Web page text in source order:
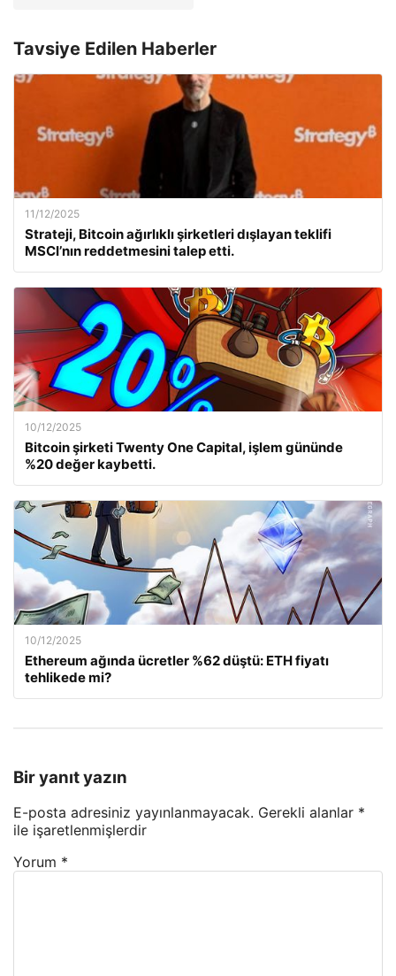
Tavsiye Edilen Haberler
11/12/2025
Strateji, Bitcoin ağırlıklı şirketleri dışlayan teklifi
MSCI’nın reddetmesini talep etti.
10/12/2025
Bitcoin şirketi Twenty One Capital, işlem gününde
%20 değer kaybetti.
10/12/2025
Ethereum ağında ücretler %62 düştü: ETH fiyatı
tehlikede mi?
Bir yanıt yazın
E-posta adresiniz yayınlanmayacak. Gerekli alanlar *
ile işaretlenmişlerdir
Yorum *